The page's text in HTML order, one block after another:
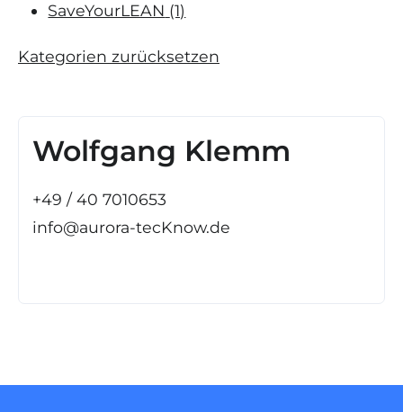
SaveYourLEAN (1)
Kategorien zurücksetzen
Wolfgang Klemm
+49 / 40 7010653
info@aurora-tecKnow.de